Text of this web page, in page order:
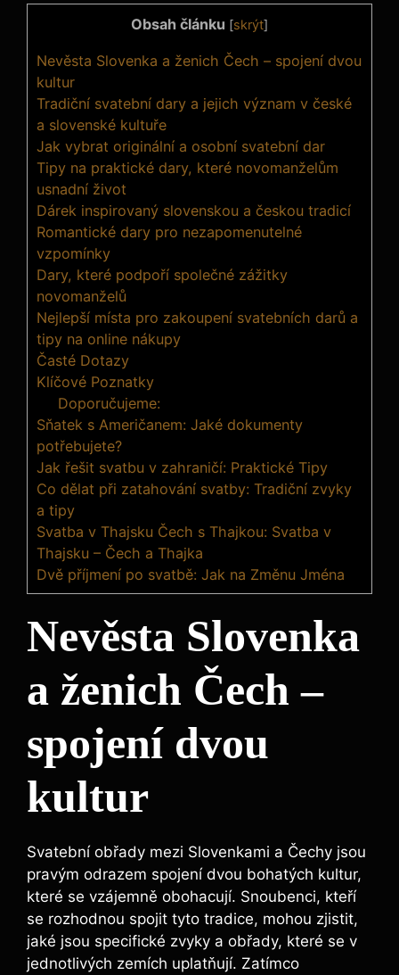
Obsah článku [skrýt]
Nevěsta Slovenka a ženich Čech – spojení dvou
kultur
Tradiční svatební dary a jejich význam v české
a slovenské kultuře
Jak vybrat originální a osobní svatební dar
Tipy na praktické dary, které novomanželům
usnadní život
Dárek inspirovaný slovenskou a českou tradicí
Romantické dary pro nezapomenutelné
vzpomínky
Dary, které podpoří společné zážitky
novomanželů
Nejlepší místa pro zakoupení svatebních darů a
tipy na online nákupy
Časté Dotazy
Klíčové Poznatky
Doporučujeme:
Sňatek s Američanem: Jaké dokumenty
potřebujete?
Jak řešit svatbu v zahraničí: Praktické Tipy
Co dělat při zatahování svatby: Tradiční zvyky
a tipy
Svatba v Thajsku Čech s Thajkou: Svatba v
Thajsku – Čech a Thajka
Dvě příjmení po svatbě: Jak na Změnu Jména
Nevěsta Slovenka
a ženich Čech –
spojení dvou
kultur
Svatební obřady mezi Slovenkami a Čechy jsou
pravým odrazem spojení dvou bohatých kultur,
které se vzájemně obohacují. Snoubenci, kteří
se rozhodnou spojit tyto tradice, mohou zjistit,
jaké jsou specifické zvyky a obřady, které se v
jednotlivých zemích uplatňují. Zatímco